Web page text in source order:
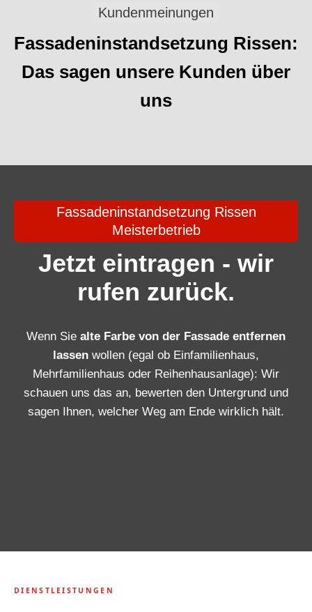
Kundenmeinungen
Fassadeninstandsetzung Rissen:
Das sagen unsere Kunden über
uns
Fassadeninstandsetzung Rissen
Meisterbetrieb
Jetzt eintragen - wir
rufen zurück.
Wenn Sie alte Farbe von der Fassade entfernen
lassen wollen (egal ob Einfamilienhaus,
Mehrfamilienhaus oder Reihenhausanlage): Wir
schauen uns das an, bewerten den Untergrund und
sagen Ihnen, welcher Weg am Ende wirklich hält.
DIENSTLEISTUNGEN